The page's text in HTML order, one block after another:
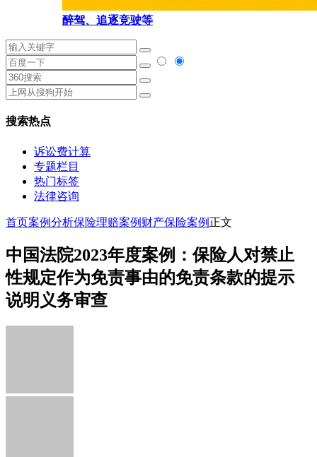
醉驾、追逐竞驶等
搜索热点
诉讼费计算
专题栏目
热门标签
法律咨询
首页案例分析保险理赔案例 财产保险案例 正文
中国法院2023年度案例：保险人对禁止
性规定作为免责事由的免责条款的提示
说明义务审查